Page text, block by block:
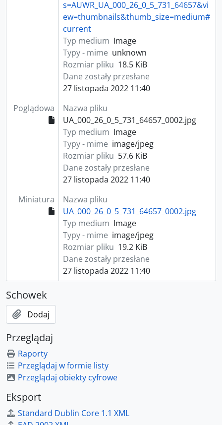
s=AUWR_UA_000_26_0_5_731_64657&vi
ew=thumbnails&thumb_size=medium#
current
Typ medium Image
Typy - mime unknown
Rozmiar pliku 18.5 KiB
Dane zostały przesłane
27 listopada 2022 11:40
Poglądowa
Nazwa pliku
UA_000_26_0_5_731_64657_0002.jpg
Typ medium Image
Typy - mime image/jpeg
Rozmiar pliku 57.6 KiB
Dane zostały przesłane
27 listopada 2022 11:40
Miniatura
Nazwa pliku
UA_000_26_0_5_731_64657_0002.jpg
Typ medium Image
Typy - mime image/jpeg
Rozmiar pliku 19.2 KiB
Dane zostały przesłane
27 listopada 2022 11:40
Schowek
Dodaj
Przeglądaj
Raporty
Przeglądaj w formie listy
Przeglądaj obiekty cyfrowe
Eksport
Standard Dublin Core 1.1 XML